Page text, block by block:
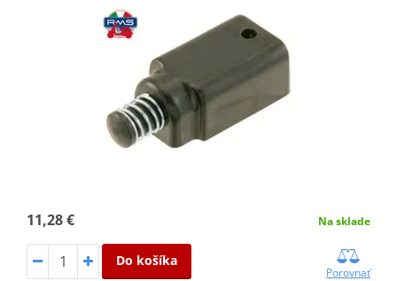
11,28 € Na sklade
Do košíka
Porovnať